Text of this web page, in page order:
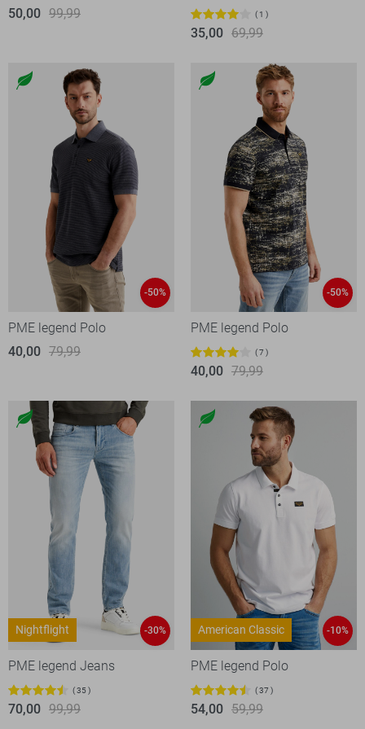
50,00 99,99 1
35,00 69,99
-50%
PME legend Polo
40,00 79,99
-50%
PME legend Polo
7
40,00 79,99
Nightflight -30%
PME legend Jeans
35
70,00 99,99
American Classic -10%
PME legend Polo
37
54,00 59,99